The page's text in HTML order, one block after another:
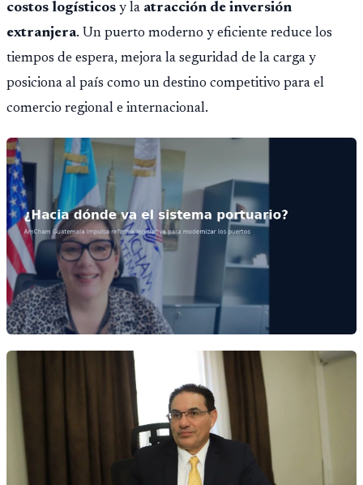
costos logísticos y la atracción de inversión
extranjera. Un puerto moderno y eficiente reduce los
tiempos de espera, mejora la seguridad de la carga y
posiciona al país como un destino competitivo para el
comercio regional e internacional.